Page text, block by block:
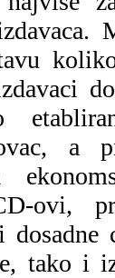
a
ovi,
tako i